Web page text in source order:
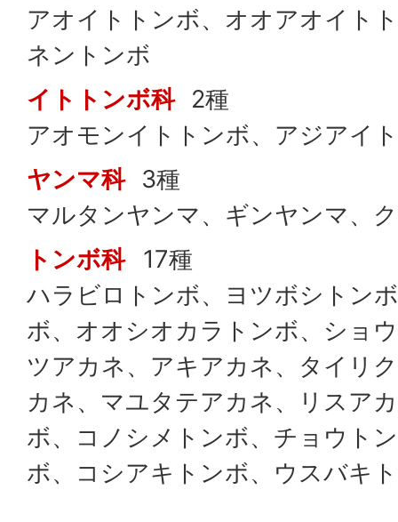
アオイトトンボ、オオアオイト
ネントンボ
イトトンボ科
2種
アオモンイトトンボ、アジアイ
ヤンマ科
3種
マルタンヤンマ、ギンヤンマ、
トンボ科
17種
ハラビロトンボ、ヨツボシトン
ボ、オオシオカラトンボ、ショ
ツアカネ、アキアカネ、タイリ
カネ、マユタテアカネ、リスア
ボ、コノシメトンボ、チョウト
ボ、コシアキトンボ、ウスバキ